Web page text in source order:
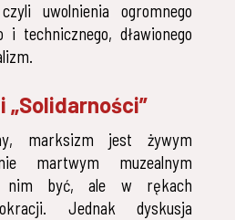
uwolnienia ogromnego
i technicznego, dławionego
„Solidarności”
marksizm jest żywym
martwym muzealnym
nim być, ale w rękach
Jednak dyskusja